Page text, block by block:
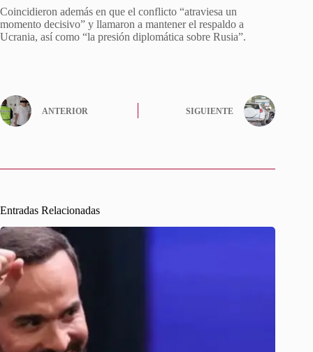
Coincidieron además en que el conflicto “atraviesa un
momento decisivo” y llamaron a mantener el respaldo a
Ucrania, así como “la presión diplomática sobre Rusia”.
ANTERIOR SIGUIENTE
Entradas Relacionadas